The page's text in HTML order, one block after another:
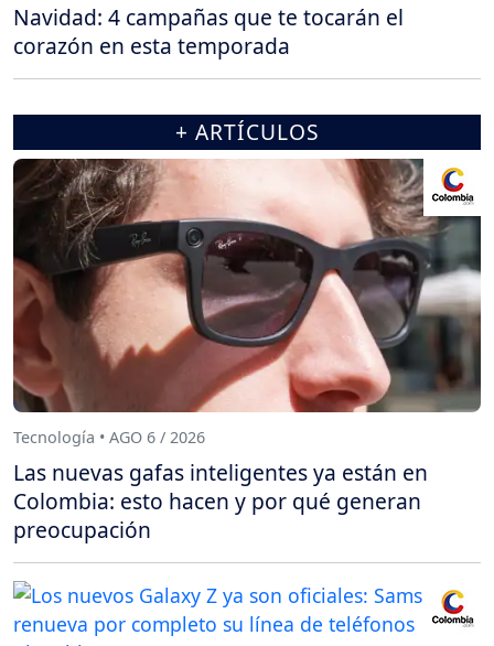
Navidad: 4 campañas que te tocarán el
corazón en esta temporada
+ ARTÍCULOS
Tecnología • AGO 6 / 2026
Las nuevas gafas inteligentes ya están en
Colombia: esto hacen y por qué generan
preocupación